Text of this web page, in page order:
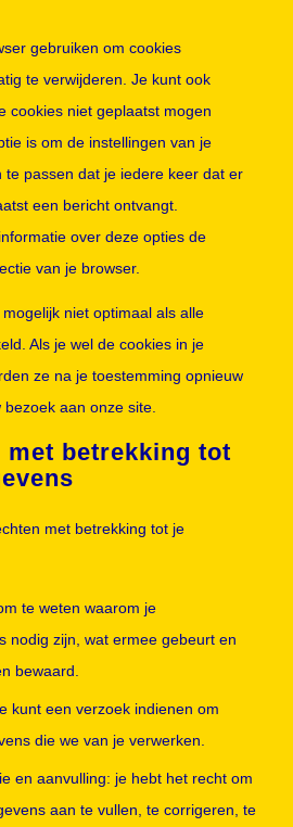
gebruiken om cookies
te verwijderen. Je kunt ook
cookies niet geplaatst mogen
is om de instellingen van je
te passen dat je iedere keer dat er
een bericht ontvangt.
over deze opties de
van je browser.
niet optimaal als alle
Als je wel de cookies in je
ze na je toestemming opnieuw
aan onze site.
met betrekking tot
met betrekking tot je
te weten waarom je
nodig zijn, wat ermee gebeurt en
bewaard.
kunt een verzoek indienen om
die we van je verwerken.
en aanvulling: je hebt het recht om
aan te vullen, te corrigeren, te